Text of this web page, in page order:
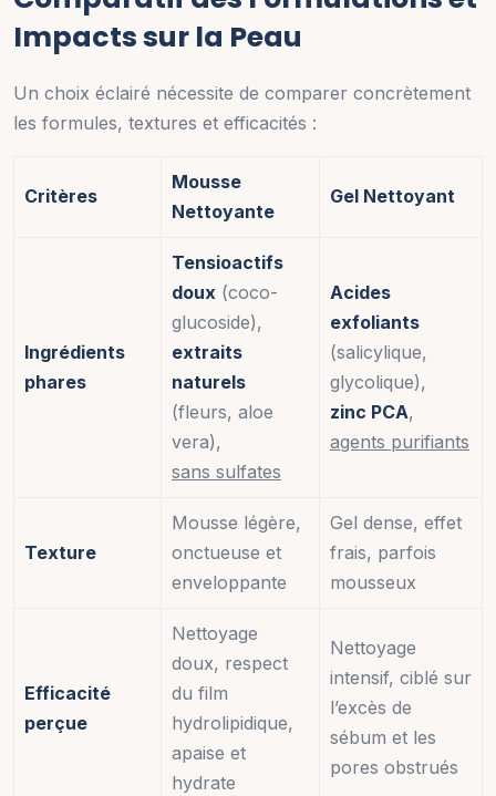
Impacts sur la Peau
Un choix éclairé nécessite de comparer concrètement
les formules, textures et efficacités :
Critères
Mousse
Nettoyante
Gel Nettoyant
Ingrédients
phares
Tensioactifs
doux (coco-
glucoside),
extraits
naturels
(fleurs, aloe
vera),
sans sulfates
Acides
exfoliants
(salicylique,
glycolique),
zinc PCA,
agents purifiants
Texture
Mousse légère,
onctueuse et
enveloppante
Gel dense, effet
frais, parfois
mousseux
Efficacité
perçue
Nettoyage
doux, respect
du film
hydrolipidique,
apaise et
hydrate
Nettoyage
intensif, ciblé sur
l’excès de
sébum et les
pores obstrués